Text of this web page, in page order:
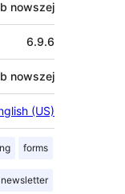
nowszej
6.9.6
nowszej
(US)
forms
newsletter